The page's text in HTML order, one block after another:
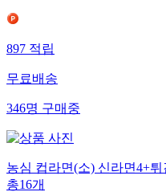
897 적립
무료배송
346명 구매중
농심 컵라면(소) 신라면4+
총16개